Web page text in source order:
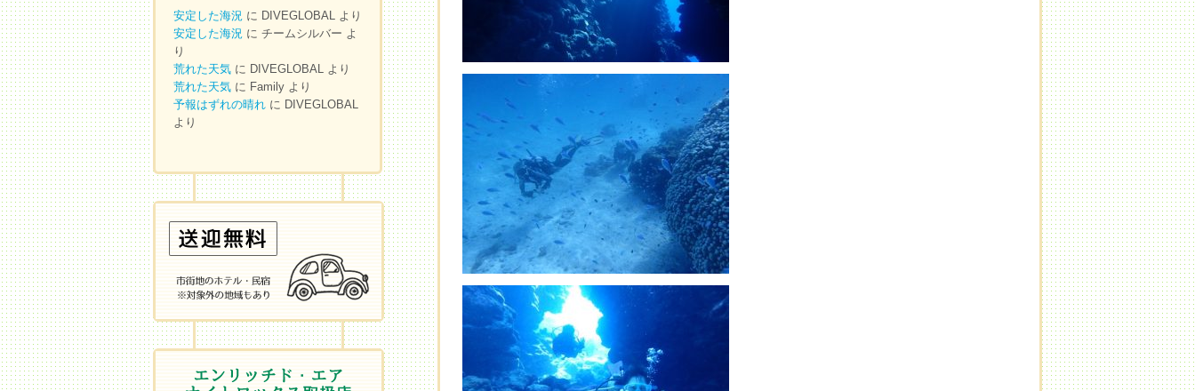
イ
ブ
安定した海況 に DIVEGLOBAL より
安定した海況 に チームシルバー よ
り
荒れた天気 に DIVEGLOBAL より
荒れた天気 に Family より
予報はずれの晴れ に DIVEGLOBAL
より